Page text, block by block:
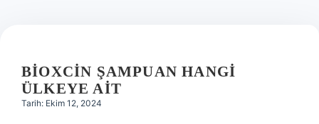
BIOXCIN ŞAMPUAN HANGI
ÜLKEYE AIT
Tarih: Ekim 12, 2024